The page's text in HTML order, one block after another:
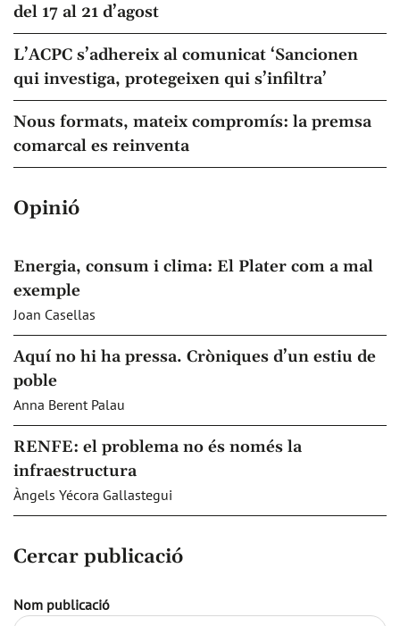
del 17 al 21 d’agost
L’ACPC s’adhereix al comunicat ‘Sancionen
qui investiga, protegeixen qui s’infiltra’
Nous formats, mateix compromís: la premsa
comarcal es reinventa
Opinió
Energia, consum i clima: El Plater com a mal
exemple
Joan Casellas
Aquí no hi ha pressa. Cròniques d’un estiu de
poble
Anna Berent Palau
RENFE: el problema no és només la
infraestructura
Àngels Yécora Gallastegui
Cercar publicació
Nom publicació